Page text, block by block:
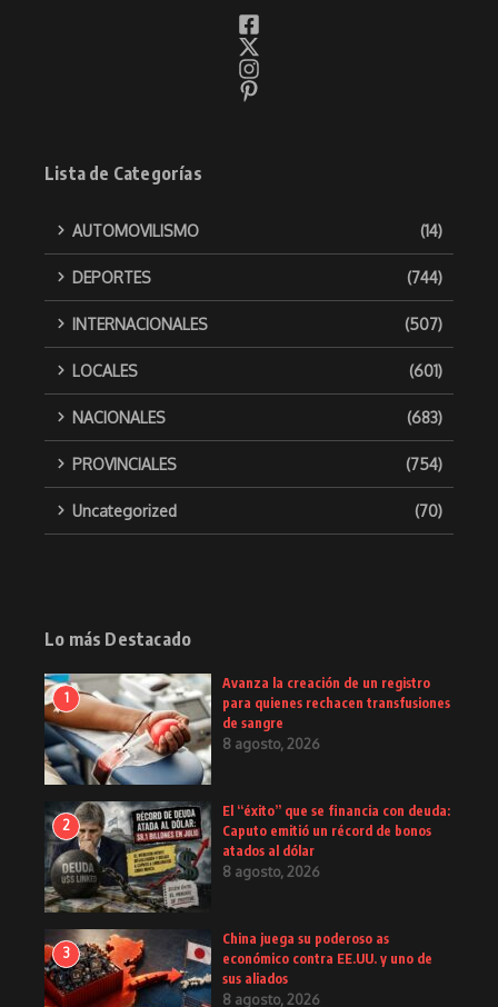
Lista de Categorías
AUTOMOVILISMO (14)
DEPORTES (744)
INTERNACIONALES (507)
LOCALES (601)
NACIONALES (683)
PROVINCIALES (754)
Uncategorized (70)
Lo más Destacado
1
Avanza la creación de un registro
para quienes rechacen transfusiones
de sangre
8 agosto, 2026
2
El “éxito” que se financia con deuda:
Caputo emitió un récord de bonos
atados al dólar
8 agosto, 2026
3
China juega su poderoso as
económico contra EE.UU. y uno de
sus aliados
8 agosto, 2026